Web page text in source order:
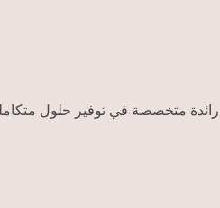
متخصصة في توفير حلول